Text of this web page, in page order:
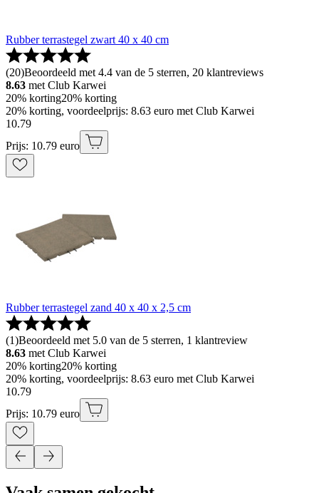
Rubber terrastegel zwart 40 x 40 cm
(20)Beoordeeld met 4.4 van de 5 sterren, 20 klantreviews
8.63 met Club Karwei
20% korting20% korting
20% korting, voordeelprijs: 8.63 euro met Club Karwei
10.79
Prijs: 10.79 euro
Rubber terrastegel zand 40 x 40 x 2,5 cm
(1)Beoordeeld met 5.0 van de 5 sterren, 1 klantreview
8.63 met Club Karwei
20% korting20% korting
20% korting, voordeelprijs: 8.63 euro met Club Karwei
10.79
Prijs: 10.79 euro